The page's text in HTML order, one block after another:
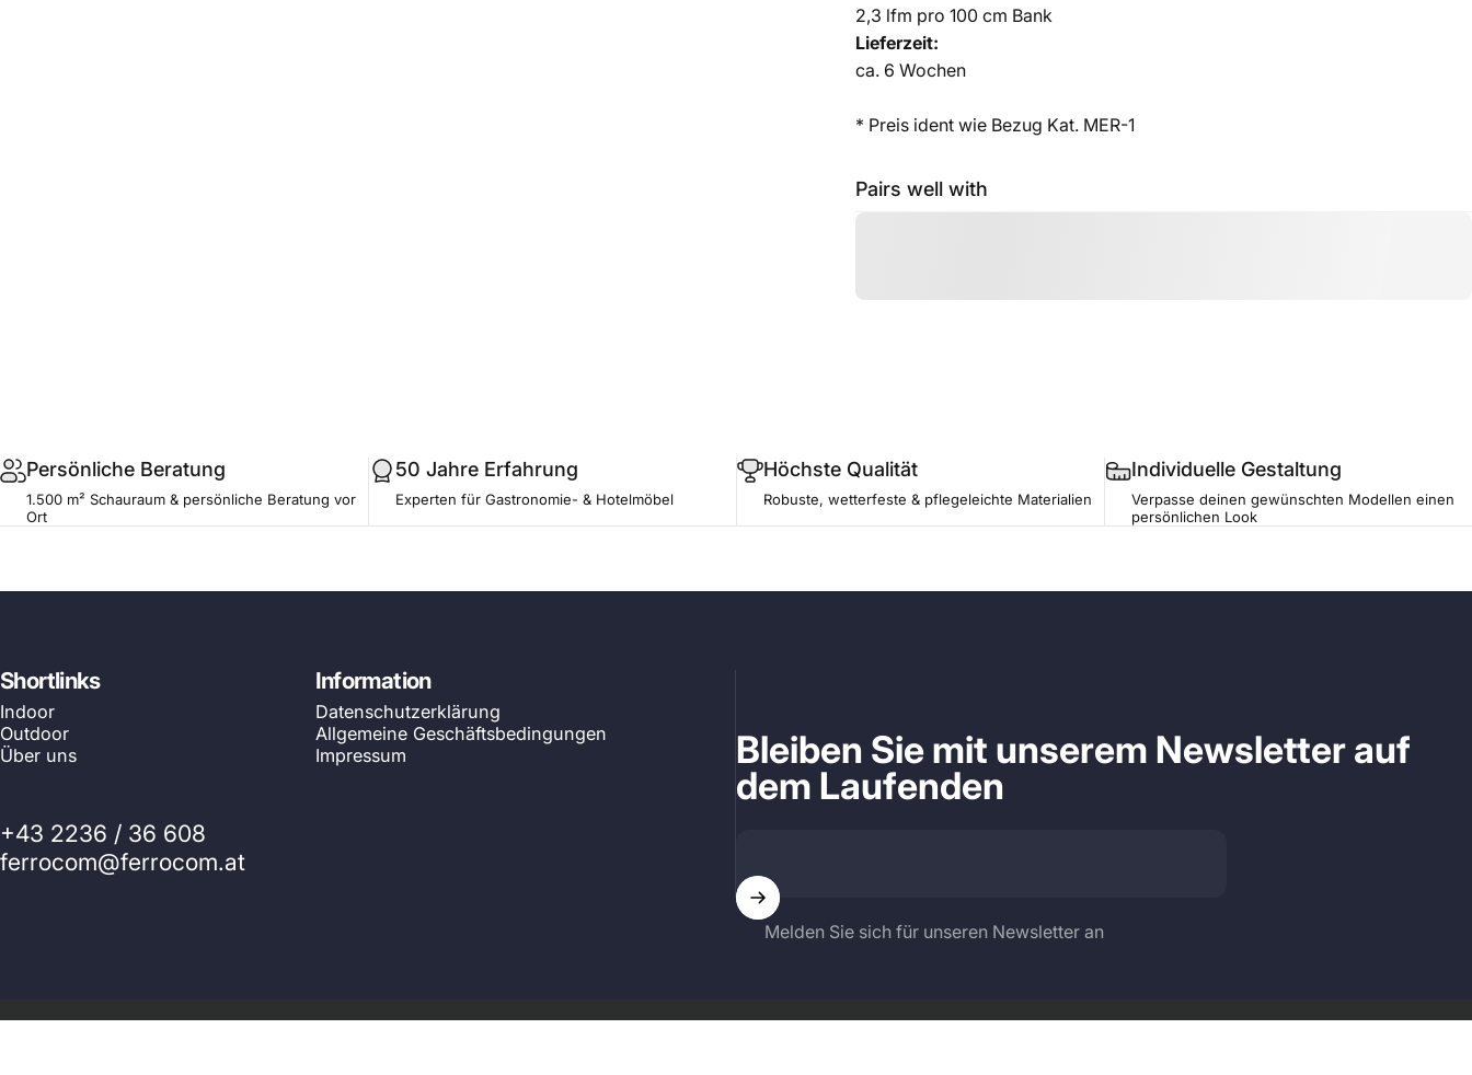
2,3 lfm pro 100 cm Bank
Lieferzeit:
ca. 6 Wochen
* Preis ident wie Bezug Kat. MER-1
Pairs well with
Persönliche Beratung
1.500 m² Schauraum & persönliche Beratung vor
Ort
50 Jahre Erfahrung
Experten für Gastronomie- & Hotelmöbel
Höchste Qualität
Robuste, wetterfeste & pflegeleichte Materialien
Individuelle Gestaltung
Verpasse deinen gewünschten Modellen einen
persönlichen Look
Shortlinks
Indoor
Outdoor
Über uns
Information
Datenschutzerklärung
Allgemeine Geschäftsbedingungen
Impressum
+43 2236 / 36 608
ferrocom@ferrocom.at
Bleiben Sie mit unserem Newsletter auf
dem Laufenden
Melden Sie sich für unseren Newsletter an